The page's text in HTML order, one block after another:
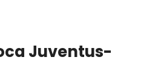
Juventus-